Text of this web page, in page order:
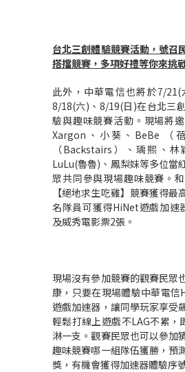
台北三創體驗競賽活動，號召
搭擋競賽，多項好禮等你來挑
此外，中華電信也將於7/21(
8/18(六) 、 8/19(日 )在台北三
驗與趣味競賽活動。現場將
Xargon 、小葵、 BeBe
（
（Backstairs ）、瑀熙、林
LuLu(魯魯) 、鳳梨妹等多位當
眾共同參與現場趣味競賽。
【絕地求生吃雞】競賽獲得最
名隊員可獲得HiNet遊戲加速
及威秀電影票2張。
現場沒有參加競賽的觀賽民眾
康，只要在現場體驗中華電信
遊戲加速器，讓同學玩家享受
輕鬆打線上遊戲不LAG不累，
淋一支。觀賽民眾也可以參加
趣味競賽哪一組隊伍獲勝，預
獎，有機會獲得加速器體驗序